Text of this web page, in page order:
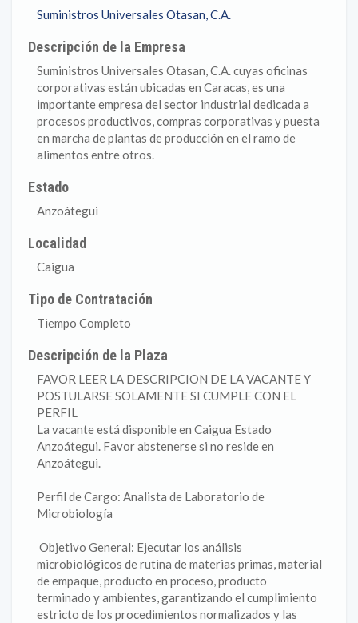
Suministros Universales Otasan, C.A.
Descripción de la Empresa
Suministros Universales Otasan, C.A. cuyas oficinas
corporativas están ubicadas en Caracas, es una
importante empresa del sector industrial dedicada a
procesos productivos, compras corporativas y puesta
en marcha de plantas de producción en el ramo de
alimentos entre otros.
Estado
Anzoátegui
Localidad
Caigua
Tipo de Contratación
Tiempo Completo
Descripción de la Plaza
FAVOR LEER LA DESCRIPCION DE LA VACANTE Y
POSTULARSE SOLAMENTE SI CUMPLE CON EL
PERFIL
La vacante está disponible en Caigua Estado
Anzoátegui. Favor abstenerse si no reside en
Anzoátegui.
Perfil de Cargo: Analista de Laboratorio de
Microbiología
‎ ‎Objetivo General: Ejecutar los análisis
microbiológicos de rutina de materias primas, material
de empaque, producto en proceso, producto
terminado y ambientes, garantizando el cumplimiento
estricto de los procedimientos normalizados y las